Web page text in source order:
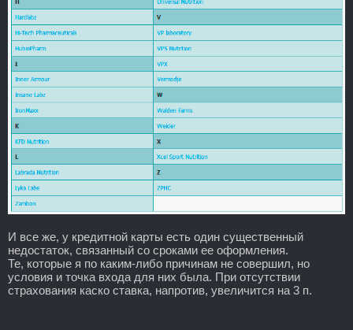
И все же, у кредитной карты есть один существенный
недостаток, связанный со сроками ее оформления.
Те, которые я по каким-либо причинам не совершил, но
условия и точка входа для них была. При отсутствии
страхования каско ставка, напротив, увеличится на 3 п.